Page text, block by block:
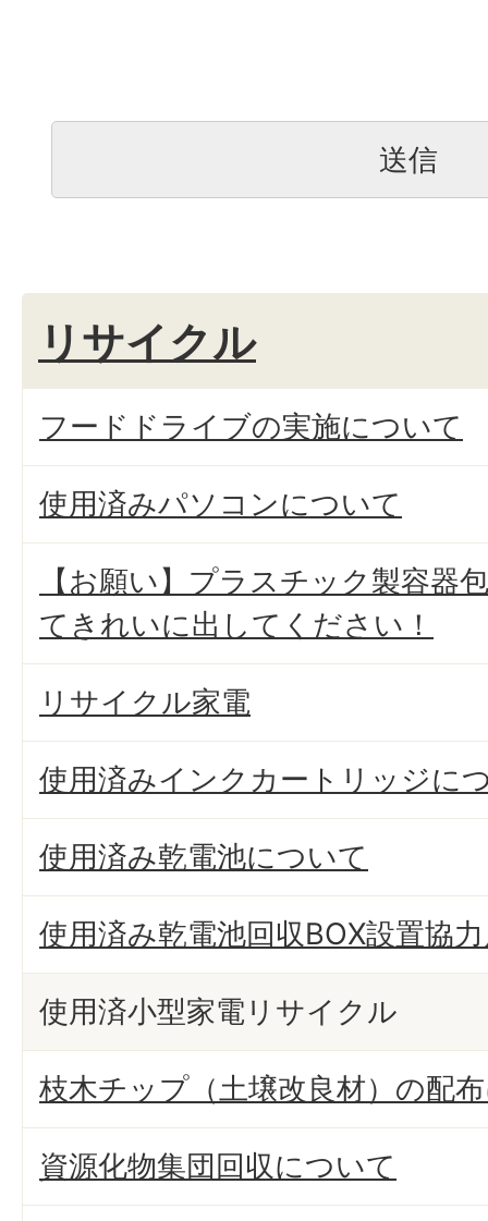
リサイクル
フードドライブの実施について
使用済みパソコンについて
【お願い】プラスチック製容器
てきれいに出してください！
リサイクル家電
使用済みインクカートリッジに
使用済み乾電池について
使用済み乾電池回収BOX設置協
使用済小型家電リサイクル
枝木チップ（土壌改良材）の配
資源化物集団回収について